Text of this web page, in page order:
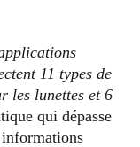
11 types de
les lunettes et 6
qui dépasse